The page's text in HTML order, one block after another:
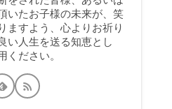
いたお子様の未来が、笑
ますよう、心よりお祈り
い人生を送る知恵とし
ください。